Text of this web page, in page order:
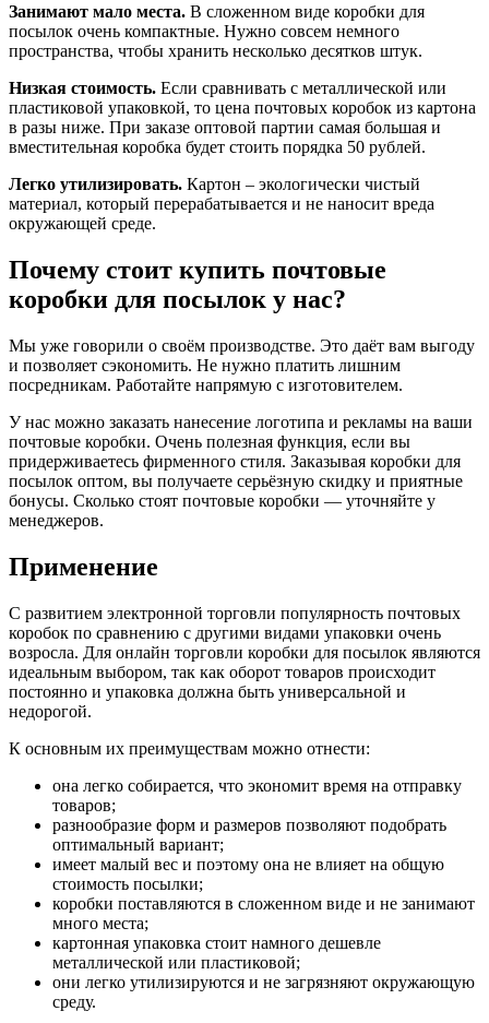
Занимают мало места. В сложенном виде коробки для
посылок очень компактные. Нужно совсем немного
пространства, чтобы хранить несколько десятков штук.
Низкая стоимость. Если сравнивать с металлической или
пластиковой упаковкой, то цена почтовых коробок из картона
в разы ниже. При заказе оптовой партии самая большая и
вместительная коробка будет стоить порядка 50 рублей.
Легко утилизировать. Картон – экологически чистый
материал, который перерабатывается и не наносит вреда
окружающей среде.
Почему стоит купить почтовые
коробки для посылок у нас?
Мы уже говорили о своём производстве. Это даёт вам выгоду
и позволяет сэкономить. Не нужно платить лишним
посредникам. Работайте напрямую с изготовителем.
У нас можно заказать нанесение логотипа и рекламы на ваши
почтовые коробки. Очень полезная функция, если вы
придерживаетесь фирменного стиля. Заказывая коробки для
посылок оптом, вы получаете серьёзную скидку и приятные
бонусы. Сколько стоят почтовые коробки — уточняйте у
менеджеров.
Применение
С развитием электронной торговли популярность почтовых
коробок по сравнению с другими видами упаковки очень
возросла. Для онлайн торговли коробки для посылок являются
идеальным выбором, так как оборот товаров происходит
постоянно и упаковка должна быть универсальной и
недорогой.
К основным их преимуществам можно отнести:
она легко собирается, что экономит время на отправку
товаров;
разнообразие форм и размеров позволяют подобрать
оптимальный вариант;
имеет малый вес и поэтому она не влияет на общую
стоимость посылки;
коробки поставляются в сложенном виде и не занимают
много места;
картонная упаковка стоит намного дешевле
металлической или пластиковой;
они легко утилизируются и не загрязняют окружающую
среду.